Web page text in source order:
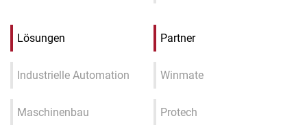
Lösungen
Industrielle Automation
Maschinenbau
Partner
Winmate
Protech